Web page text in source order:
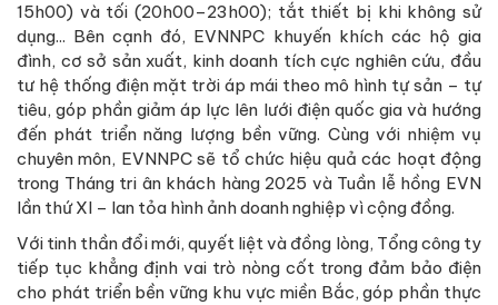
15h00) và tối (20h00–23h00); tắt thiết bị khi không sử
dụng... Bên cạnh đó, EVNNPC khuyến khích các hộ gia
đình, cơ sở sản xuất, kinh doanh tích cực nghiên cứu, đầu
tư hệ thống điện mặt trời áp mái theo mô hình tự sản – tự
tiêu, góp phần giảm áp lực lên lưới điện quốc gia và hướng
đến phát triển năng lượng bền vững. Cùng với nhiệm vụ
chuyên môn, EVNNPC sẽ tổ chức hiệu quả các hoạt động
trong Tháng tri ân khách hàng 2025 và Tuần lễ hồng EVN
lần thứ XI – lan tỏa hình ảnh doanh nghiệp vì cộng đồng.
Với tinh thần đổi mới, quyết liệt và đồng lòng, Tổng công ty
tiếp tục khẳng định vai trò nòng cốt trong đảm bảo điện
cho phát triển bền vững khu vực miền Bắc, góp phần thực